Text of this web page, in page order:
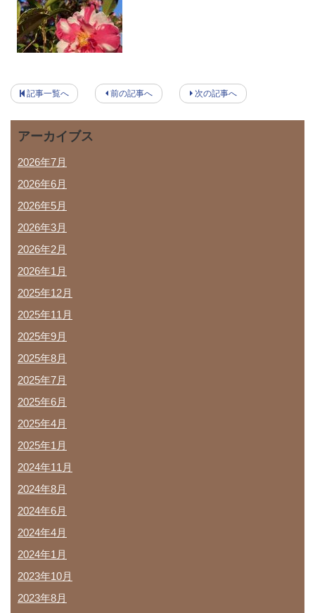
記事一覧へ 前の記事へ 次の記事へ
アーカイブス
2026年7月
2026年6月
2026年5月
2026年3月
2026年2月
2026年1月
2025年12月
2025年11月
2025年9月
2025年8月
2025年7月
2025年6月
2025年4月
2025年1月
2024年11月
2024年8月
2024年6月
2024年4月
2024年1月
2023年10月
2023年8月